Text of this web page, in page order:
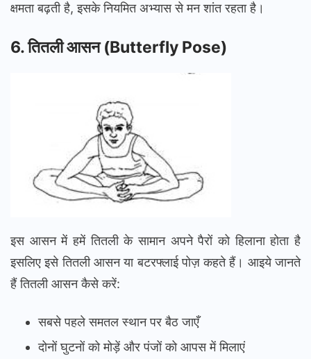
क्षमता बढ़ती है, इसके नियमित अभ्यास से मन शांत रहता है।
6. तितली आसन (Butterfly Pose)
इस आसन में हमें तितली के सामान अपने पैरों को हिलाना होता है
इसलिए इसे तितली आसन या बटरफ्लाई पोज़ कहते हैं। आइये जानते
हैं तितली आसन कैसे करें:
सबसे पहले समतल स्थान पर बैठ जाएँ
दोनों घुटनों को मोड़ें और पंजों को आपस में मिलाएं